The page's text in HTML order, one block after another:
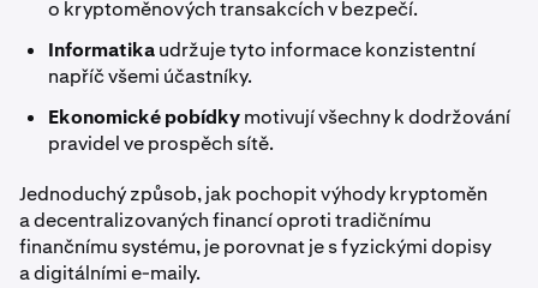
o kryptoměnových transakcích v bezpečí.
Informatikaudržuje tyto informace konzistentní
napříč všemi účastníky.
Ekonomické pobídkymotivují všechny k dodržování
pravidel ve prospěch sítě.
Jednoduchý způsob, jak pochopit výhody kryptoměn
a decentralizovaných financí oproti tradičnímu
finančnímu systému, je porovnat je s fyzickými dopisy
a digitálními e-maily.